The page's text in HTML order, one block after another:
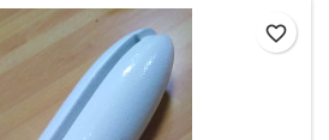
favorite_border